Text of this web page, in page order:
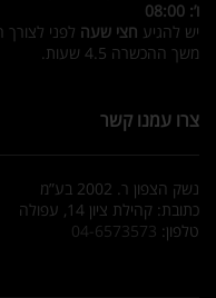
ו’: 08:00
יש להגיע חצי שעה לפני לצורך
משך ההכשרה 4.5 שעות.
צרו עמנו קשר
נשק הצפון ר. 2002 בע”מ
כתובת: קהילת ציון 14, עפולה
טלפון: 04-6573573